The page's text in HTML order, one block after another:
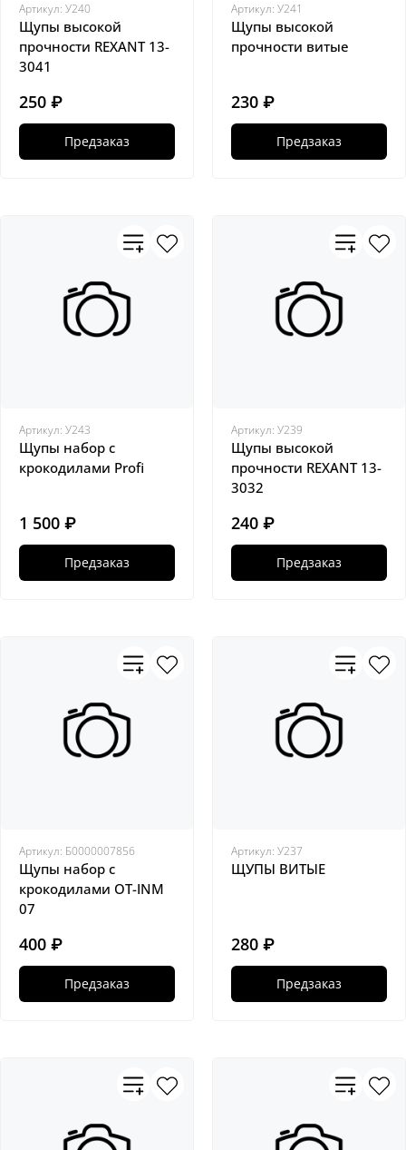
Артикул: У240
Щупы высокой
прочности REXANT 13-
3041
250 ₽
Предзаказ
Артикул: У241
Щупы высокой
прочности витые
230 ₽
Предзаказ
Артикул: У243
Щупы набор с
крокодилами Profi
1 500 ₽
Предзаказ
Артикул: У239
Щупы высокой
прочности REXANT 13-
3032
240 ₽
Предзаказ
Артикул: Б0000007856
Щупы набор с
крокодилами OT-INM
07
400 ₽
Предзаказ
Артикул: У237
ЩУПЫ ВИТЫЕ
280 ₽
Предзаказ